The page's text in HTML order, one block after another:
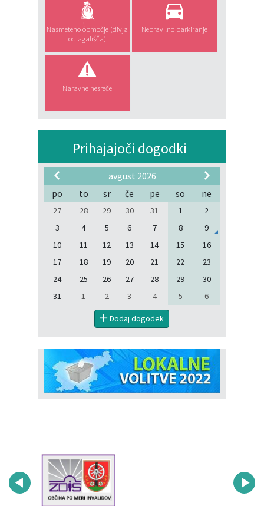
Nasmeteno območje (divja
odlagališča)
Nepravilno parkiranje
Naravne nesreče
Prihajajoči dogodki
avgust 2026
po
to sr če pe so ne
27 28 29 30 31 1
2
3
4 5 6 7 8
9
10
11 12 13 14 15
16
17
18 19 20 21 22
23
24
25 26 27 28 29
30
31
1 2 3 4 5 6
Dodaj dogodek